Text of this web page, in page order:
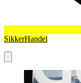
SikkerHandel